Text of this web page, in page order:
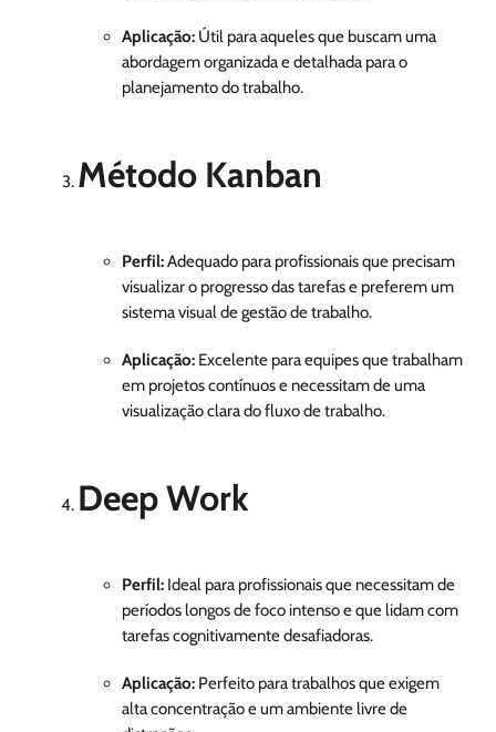
Aplicação: Útil para aqueles que buscam uma
abordagem organizada e detalhada para o
planejamento do trabalho.
Método Kanban
Perfil:Adequado para profissionais que precisam
visualizar o progresso das tarefas e preferem um
sistema visual de gestão de trabalho.
Aplicação: Excelente para equipes que trabalham
em projetos contínuos e necessitam de uma
visualização clara do fluxo de trabalho.
Deep Work
Perfil: Ideal para profissionais que necessitam de
períodos longos de foco intenso e que lidam com
tarefas cognitivamente desafiadoras.
Aplicação: Perfeito para trabalhos que exigem
alta concentração e um ambiente livre de